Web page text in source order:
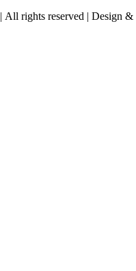
| All rights reserved | Design &